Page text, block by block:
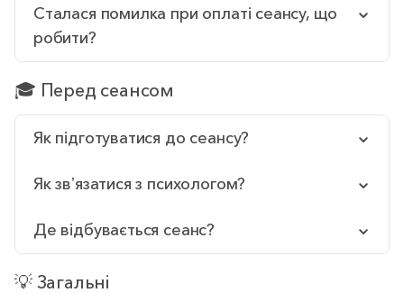
Сталася помилка при оплаті сеансу, що
робити?
🎓 Перед сеансом
Як підготуватися до сеансу?
Як звʼязатися з психологом?
Де відбувається сеанс?
💡 Загальні